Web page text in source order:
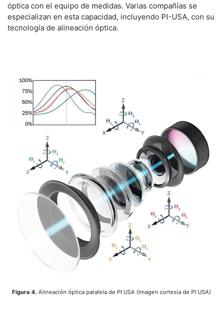
óptica con el equipo de medidas. Varias compañías se
especializan en esta capacidad, incluyendo PI-USA, con su
tecnología de alineación óptica.
Figura 4. Alineación óptica paralela de PI USA (Imagen cortesía de PI USA)